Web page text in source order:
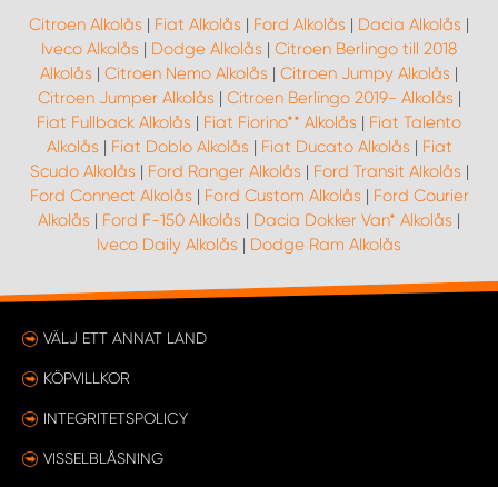
Citroen Alkolås | Fiat Alkolås | Ford Alkolås | Dacia Alkolås |
Iveco Alkolås | Dodge Alkolås | Citroen Berlingo till 2018
Alkolås | Citroen Nemo Alkolås | Citroen Jumpy Alkolås |
Citroen Jumper Alkolås | Citroen Berlingo 2019- Alkolås |
Fiat Fullback Alkolås | Fiat Fiorino** Alkolås | Fiat Talento
Alkolås | Fiat Doblo Alkolås | Fiat Ducato Alkolås | Fiat
Scudo Alkolås | Ford Ranger Alkolås | Ford Transit Alkolås |
Ford Connect Alkolås | Ford Custom Alkolås | Ford Courier
Alkolås | Ford F-150 Alkolås | Dacia Dokker Van* Alkolås |
Iveco Daily Alkolås | Dodge Ram Alkolås
VÄLJ ETT ANNAT LAND
KÖPVILLKOR
INTEGRITETSPOLICY
VISSELBLÅSNING